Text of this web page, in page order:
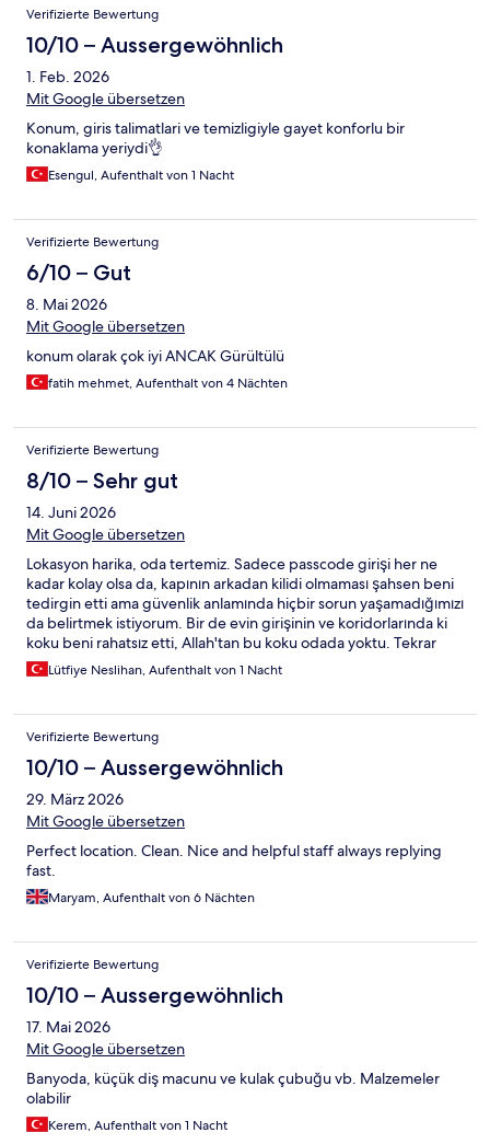
Verifizierte Bewertung
10/10 – Aussergewöhnlich
1. Feb. 2026
Mit Google übersetzen
Konum, giris talimatlari ve temizligiyle gayet konforlu bir
konaklama yeriydi👌
Esengul, Aufenthalt von 1 Nacht
Verifizierte Bewertung
6/10 – Gut
8. Mai 2026
Mit Google übersetzen
konum olarak çok iyi ANCAK Gürültülü
fatih mehmet, Aufenthalt von 4 Nächten
Verifizierte Bewertung
8/10 – Sehr gut
14. Juni 2026
Mit Google übersetzen
Lokasyon harika, oda tertemiz. Sadece passcode girişi her ne
kadar kolay olsa da, kapının arkadan kilidi olmaması şahsen beni
tedirgin etti ama güvenlik anlamında hiçbir sorun yaşamadığımızı
da belirtmek istiyorum. Bir de evin girişinin ve koridorlarında ki
koku beni rahatsız etti, Allah'tan bu koku odada yoktu. Tekrar
deneyebilirim, iyi bir konaklama idi, teşekkürler.
Lütfiye Neslihan, Aufenthalt von 1 Nacht
Verifizierte Bewertung
10/10 – Aussergewöhnlich
29. März 2026
Mit Google übersetzen
Perfect location. Clean. Nice and helpful staff always replying
fast.
Maryam, Aufenthalt von 6 Nächten
Verifizierte Bewertung
10/10 – Aussergewöhnlich
17. Mai 2026
Mit Google übersetzen
Banyoda, küçük diş macunu ve kulak çubuğu vb. Malzemeler
olabilir
Kerem, Aufenthalt von 1 Nacht